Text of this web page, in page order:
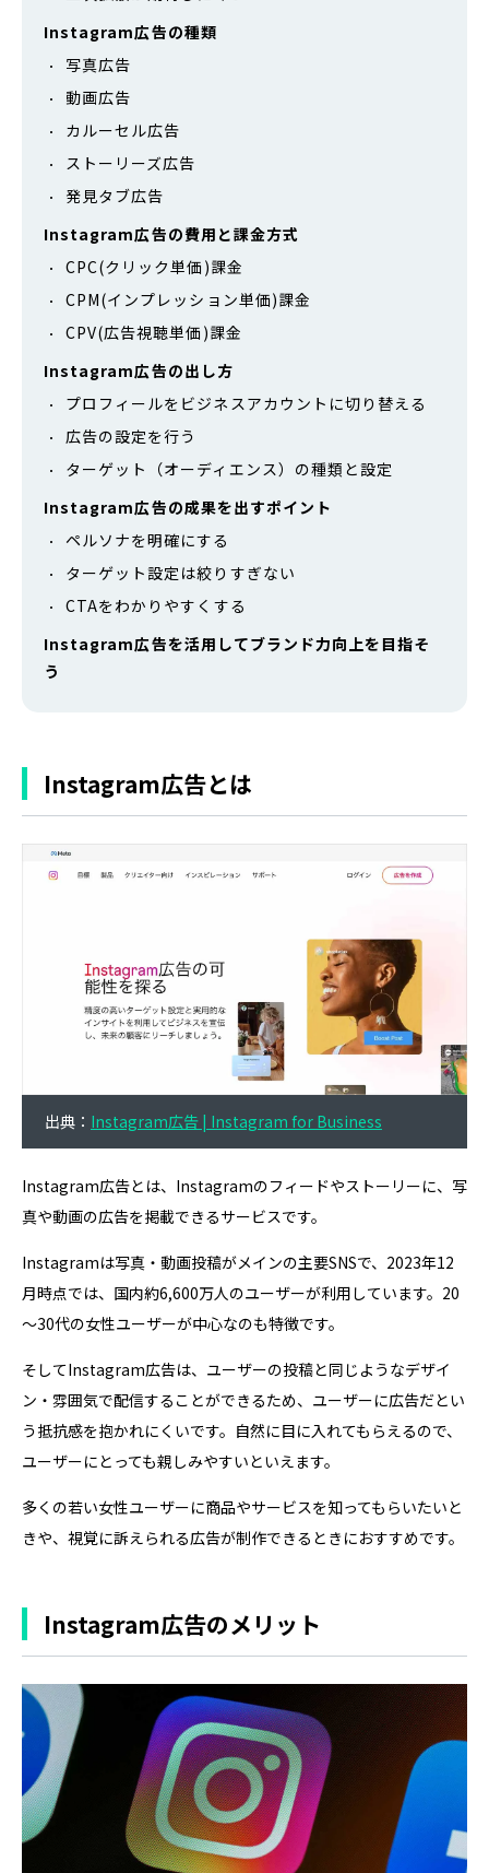
Instagram広告の種類
写真広告
動画広告
カルーセル広告
ストーリーズ広告
発見タブ広告
Instagram広告の費用と課金方式
CPC(クリック単価)課金
CPM(インプレッション単価)課金
CPV(広告視聴単価)課金
Instagram広告の出し方
プロフィールをビジネスアカウントに切り替える
広告の設定を行う
ターゲット（オーディエンス）の種類と設定
Instagram広告の成果を出すポイント
ペルソナを明確にする
ターゲット設定は絞りすぎない
CTAをわかりやすくする
Instagram広告を活用してブランド力向上を目指そ
う
Instagram広告とは
出典： Instagram広告 | Instagram for Business
Instagram広告とは、Instagramのフィードやストーリーに、写
真や動画の広告を掲載できるサービスです。
Instagramは写真・動画投稿がメインの主要SNSで、2023年12
月時点では、国内約6,600万人のユーザーが利用しています。20
～30代の女性ユーザーが中心なのも特徴です。
そしてInstagram広告は、ユーザーの投稿と同じようなデザイ
ン・雰囲気で配信することができるため、ユーザーに広告だとい
う抵抗感を抱かれにくいです。自然に目に入れてもらえるので、
ユーザーにとっても親しみやすいといえます。
多くの若い女性ユーザーに商品やサービスを知ってもらいたいと
きや、視覚に訴えられる広告が制作できるときにおすすめです。
Instagram広告のメリット